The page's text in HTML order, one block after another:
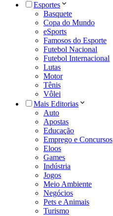
Esportes
Basquete
Copa do Mundo
eSports
Famosos do Esporte
Futebol Nacional
Futebol Internacional
Lutas
Motor
Tênis
Vôlei
Mais Editorias
Auto
Apostas
Educação
Emprego e Concursos
Eloos
Games
Indústria
Jogos
Meio Ambiente
Negócios
Pets e Animais
Turismo